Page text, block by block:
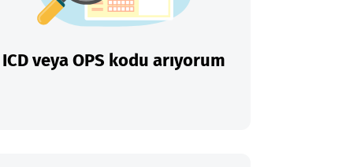
ICD veya OPS kodu arıyorum